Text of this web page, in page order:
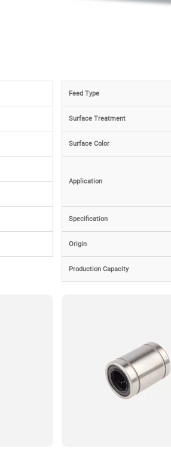
Feed Type
Surface Treatment
Surface Color
Application
Specification
Origin
Production Capacity